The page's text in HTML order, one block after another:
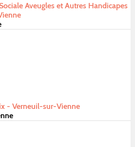
Aveugles et Autres Handicapes
- Verneuil-sur-Vienne